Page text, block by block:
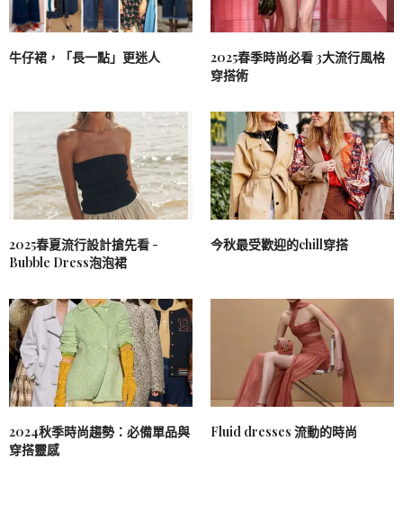
牛仔裙，「長一點」更迷人
2025春季時尚必看 3大流行風格
穿搭術
2025春夏流行設計搶先看 -
Bubble Dress泡泡裙
今秋最受歡迎的chill穿搭
2024秋季時尚趨勢：必備單品與
穿搭靈感
Fluid dresses 流動的時尚